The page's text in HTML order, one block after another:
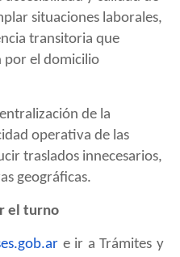
situaciones laborales,
transitoria que
por el domicilio
de la
operativa de las
traslados innecesarios,
geográficas.
el turno
e ir a Trámites y